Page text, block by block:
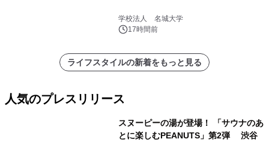
学校法人 名城大学
17時間前
ライフスタイルの新着をもっと見る
人気のプレスリリース
スヌーピーの湯が登場！ 「サウナのあ
とに楽しむPEANUTS」第2弾 渋谷